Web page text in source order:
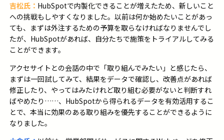
吉松氏： HubSpotで内製化できることが増えたため、新しいこと
への挑戦もしやすくなりました。以前は何か始めたいことがあっ
ても、まずは外注するための予算を取らなければなりませんでし
たが、 HubSpotがあれば、自分たちで施策をトライアルしてみる
ことができます。
アクセサイトとの会話の中で「取り組んでみたい」と感じたら、
まずは一回試してみて、結果をデータで確認し、改善点があれば
修正したり、やってはみたけれど取り組む必要がないと判断すれ
ばやめたり……、 HubSpotから得られるデータを有効活用するこ
とで、本当に効果のある取り組みを優先することができるように
なりました。